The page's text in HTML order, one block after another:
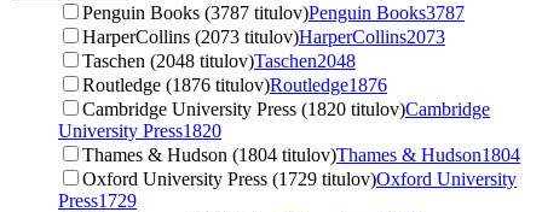
Penguin Books (3787 titulov)Penguin Books3787
HarperCollins (2073 titulov)HarperCollins2073
Taschen (2048 titulov)Taschen2048
Routledge (1876 titulov)Routledge1876
Cambridge University Press (1820 titulov)Cambridge
University Press1820
Thames & Hudson (1804 titulov)Thames & Hudson1804
Oxford University Press (1729 titulov)Oxford University
Press1729